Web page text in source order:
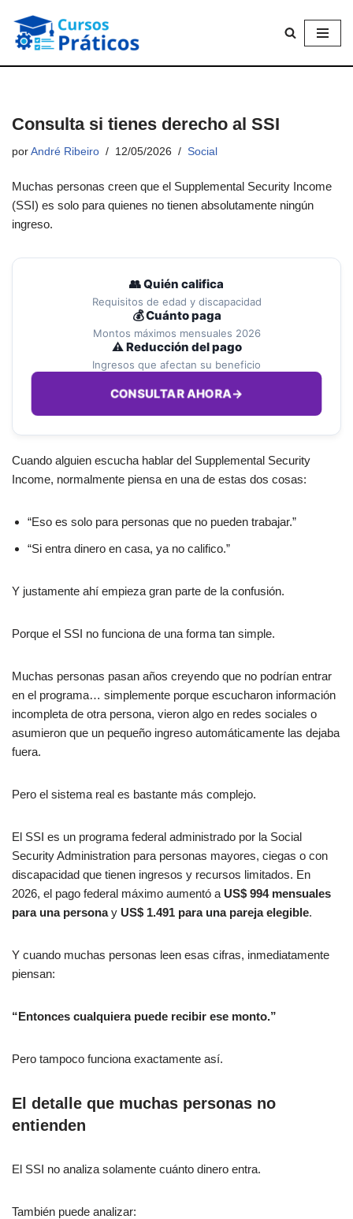
Saltar
Consulta si tienes derecho al SSI
por André Ribeiro 12/05/2026 Social
Muchas personas creen que el Supplemental Security Income
(SSI) es solo para quienes no tienen absolutamente ningún
ingreso.
👥 Quién califica
Requisitos de edad y discapacidad
💰 Cuánto paga
Montos máximos mensuales 2026
⚠️ Reducción del pago
Ingresos que afectan su beneficio
CONSULTAR AHORA→
Cuando alguien escucha hablar del Supplemental Security
Income, normalmente piensa en una de estas dos cosas:
“Eso es solo para personas que no pueden trabajar.”
“Si entra dinero en casa, ya no califico.”
Y justamente ahí empieza gran parte de la confusión.
Porque el SSI no funciona de una forma tan simple.
Muchas personas pasan años creyendo que no podrían entrar
en el programa… simplemente porque escucharon información
incompleta de otra persona, vieron algo en redes sociales o
asumieron que un pequeño ingreso automáticamente las dejaba
fuera.
Pero el sistema real es bastante más complejo.
El SSI es un programa federal administrado por la Social
Security Administration para personas mayores, ciegas o con
discapacidad que tienen ingresos y recursos limitados. En
2026, el pago federal máximo aumentó a US$ 994 mensuales
para una personay US$ 1.491 para una pareja elegible.
Y cuando muchas personas leen esas cifras, inmediatamente
piensan:
“Entonces cualquiera puede recibir ese monto.”
Pero tampoco funciona exactamente así.
El detalle que muchas personas no
entienden
El SSI no analiza solamente cuánto dinero entra.
También puede analizar: